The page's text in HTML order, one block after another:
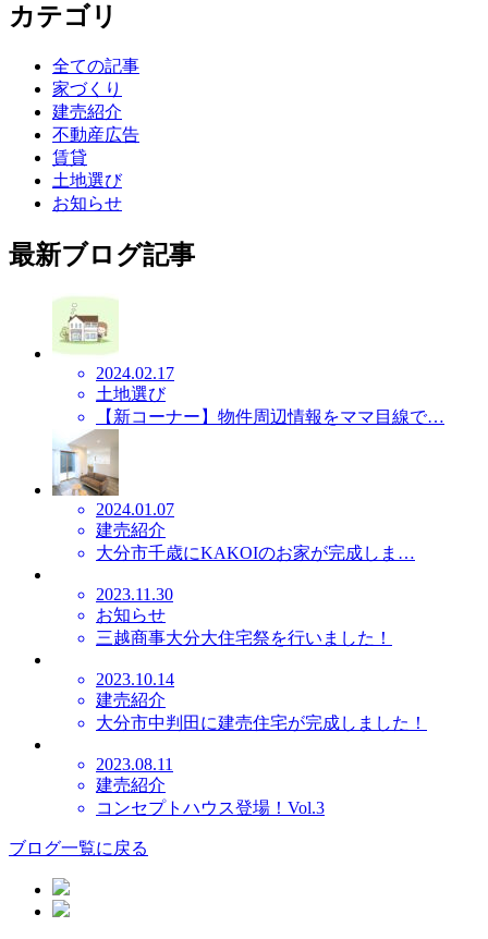
カテゴリ
全ての記事
家づくり
建売紹介
不動産広告
賃貸
土地選び
お知らせ
最新ブログ記事
2024.02.17
土地選び
【新コーナー】物件周辺情報をママ目線で…
2024.01.07
建売紹介
大分市千歳にKAKOIのお家が完成しま…
2023.11.30
お知らせ
三越商事大分大住宅祭を行いました！
2023.10.14
建売紹介
大分市中判田に建売住宅が完成しました！
2023.08.11
建売紹介
コンセプトハウス登場！Vol.3
ブログ一覧に戻る